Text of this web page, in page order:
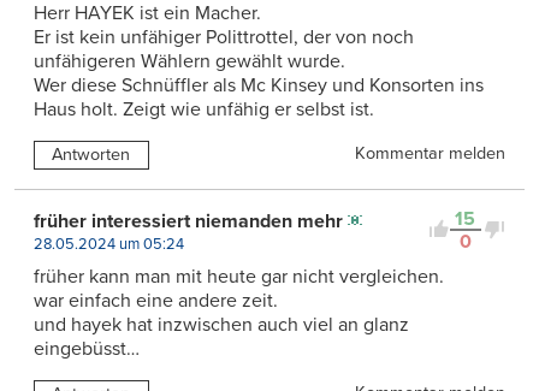
Herr HAYEK ist ein Macher.
Er ist kein unfähiger Polittrottel, der von noch
unfähigeren Wählern gewählt wurde.
Wer diese Schnüffler als Mc Kinsey und Konsorten ins
Haus holt. Zeigt wie unfähig er selbst ist.
Antworten Kommentar melden
15
0
früher interessiert niemanden mehr
28.05.2024 um 05:24
früher kann man mit heute gar nicht vergleichen.
war einfach eine andere zeit.
und hayek hat inzwischen auch viel an glanz
eingebüsst…